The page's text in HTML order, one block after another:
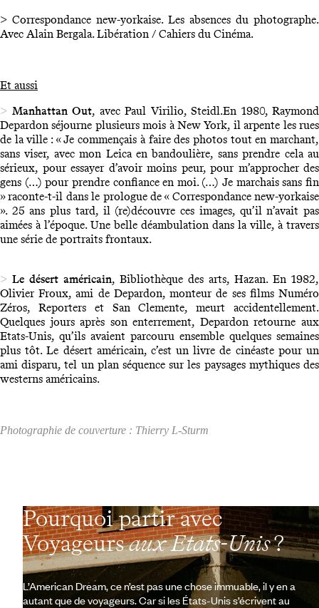
> Correspondance new-yorkaise. Les absences du photographe.
Avec Alain Bergala. Libération / Cahiers du Cinéma.
Et aussi
> Manhattan Out, avec Paul Virilio, Steidl.En 1980, Raymond
Depardon séjourne plusieurs mois à New York, il arpente les rues
de la ville : « Je commençais à faire des photos tout en marchant,
sans viser, avec mon Leica en bandoulière, sans prendre cela au
sérieux, pour essayer d’avoir moins peur, pour m’approcher des
gens (…) pour prendre confiance en moi. (…) Je marchais sans fin
» raconte-t-il dans le prologue de « Correspondance new-yorkaise
». 25 ans plus tard, il (re)découvre ces images, qu’il n’avait pas
aimées à l’époque. Une belle déambulation dans la ville, à travers
une série de portraits frontaux.
> Le désert américain, Bibliothèque des arts, Hazan. En 1982,
Olivier Froux, ami de Depardon, monteur de ses films Numéro
Zéros, Reporters et San Clemente, meurt accidentellement.
Quelques jours après son enterrement, Depardon retourne aux
Etats-Unis, qu’ils avaient parcouru ensemble quelques semaines
plus tôt. Le désert américain, c’est un livre de cinéaste pour un
ami disparu, tel un plan séquence sur les paysages mythiques des
westerns américains.
Photographie de couverture : Thierry L-Sturm
Pourquoi partir avec
Voyageursaux Etats-Unis?
L’American Dream, ce n’est pas une chose immuable, il y en a
autant que de voyageurs. Car si les États-Unis s’écrivent au